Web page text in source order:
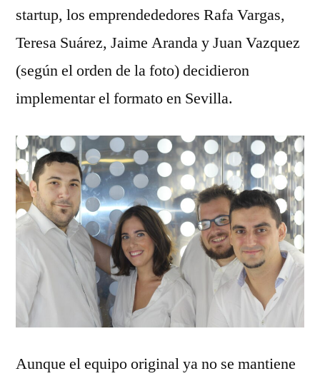
startup, los emprendededores Rafa Vargas,
Teresa Suárez, Jaime Aranda y Juan Vazquez
(según el orden de la foto) decidieron
implementar el formato en Sevilla.
Aunque el equipo original ya no se mantiene